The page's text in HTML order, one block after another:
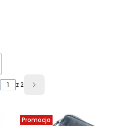
z 2 Następne produkty
Promocja